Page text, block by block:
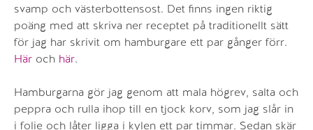
svamp och västerbottensost. Det finns ingen riktig
poäng med att skriva ner receptet på traditionellt sätt
för jag har skrivit om hamburgare ett par gånger förr.
Här och här.
Hamburgarna gör jag genom att mala högrev, salta och
peppra och rulla ihop till en tjock korv, som jag slår in
i folie och låter ligga i kylen ett par timmar. Sedan skär